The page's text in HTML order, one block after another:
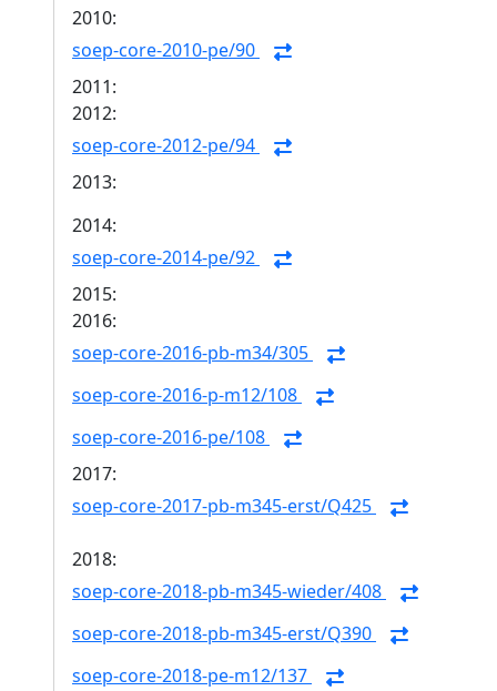
2010:
soep-core-2010-pe/90
2011:
2012:
soep-core-2012-pe/94
2013:
2014:
soep-core-2014-pe/92
2015:
2016:
soep-core-2016-pb-m34/305
soep-core-2016-p-m12/108
soep-core-2016-pe/108
2017:
soep-core-2017-pb-m345-erst/Q425
2018:
soep-core-2018-pb-m345-wieder/408
soep-core-2018-pb-m345-erst/Q390
soep-core-2018-pe-m12/137